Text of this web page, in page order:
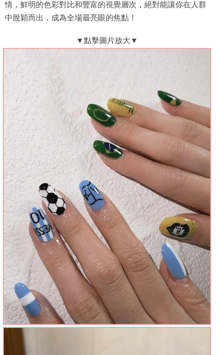
情，鮮明的色彩對比和豐富的視覺層次，絕對能讓你在人群
中脫穎而出，成為全場最亮眼的焦點！